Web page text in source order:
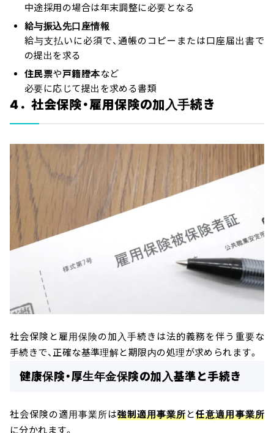
中途採用の場合は年末調整に必要となる
給与振込先口座情報
給与支払いに必須で、通帳のコピーまたは口座届出書で
の提出を求る
住民票や戸籍謄本など
必要に応じて提出を求める書類
4．社会保険・雇用保険の加入手続き
社会保険と雇用保険の加入手続きは法的義務を伴う重要な
手続きで、正確な基準理解と期限内の処理が求められます。
健康保険・厚生年金保険の加入基準と手続き
社会保険の適用事業所は強制適用事業所と任意適用事業所
に分かれます。